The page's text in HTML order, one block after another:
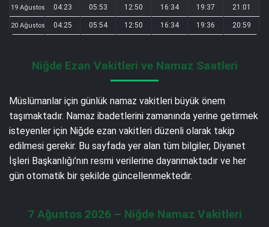
19 Ağustos 04:23 05:53 12:50 16:34 19:37 21:01
20 Ağustos 04:25 05:54 12:50 16:34 19:36 20:59
Niğde Ezan Vakitleri ve Namaz Saatleri
Müslümanlar için günlük namaz vakitleri büyük önem
taşımaktadır. Namaz ibadetlerini zamanında yerine getirmek
isteyenler için Niğde ezan vakitleri düzenli olarak takip
edilmesi gerekir. Bu sayfada yer alan tüm bilgiler, Diyanet
İşleri Başkanlığı’nın resmi verilerine dayanmaktadır ve her
gün otomatik bir şekilde güncellenmektedir.
7 Ağustos 2026 – Niğde Namaz Vakitleri